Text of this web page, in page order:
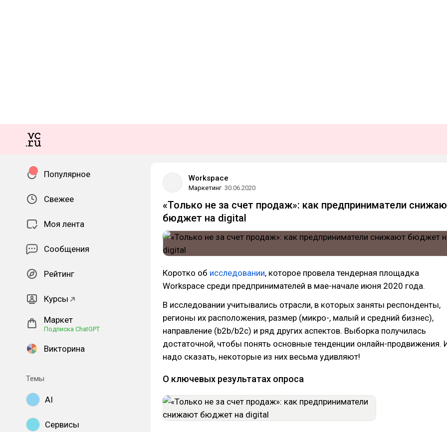
Популярное
Свежее
Моя лента
Сообщения
Рейтинг
Курсы
Маркет
Подписка ChatGPT
Викторина
Темы
AI
Сервисы
Workspace
Маркетинг 30.06.2020
«Только не за счет продаж»: как предприниматели
бюджет на digital
Коротко об исследовании, которое провела тендерная площадка
Workspace среди предпринимателей в мае-начале июня 2020 года.
В исследовании учитывались отрасли, в которых заняты респонденты,
регионы их расположения, размер (микро-, малый и средний бизнес),
направление (b2b/b2c) и ряд других аспектов. Выборка получилась
достаточной, чтобы понять основные тенденции онлайн-продвижения.
надо сказать, некоторые из них весьма удивляют!
О ключевых результатах опроса